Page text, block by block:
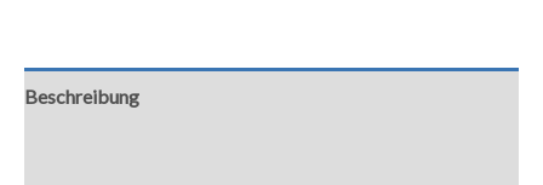
Beschreibung